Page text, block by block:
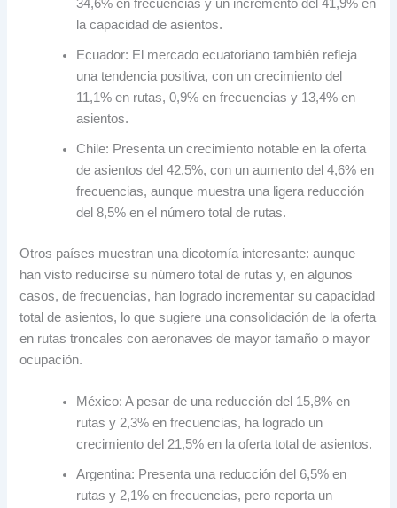
34,6% en frecuencias y un incremento del 41,9% en
la capacidad de asientos.
Ecuador: El mercado ecuatoriano también refleja
una tendencia positiva, con un crecimiento del
11,1% en rutas, 0,9% en frecuencias y 13,4% en
asientos.
Chile: Presenta un crecimiento notable en la oferta
de asientos del 42,5%, con un aumento del 4,6% en
frecuencias, aunque muestra una ligera reducción
del 8,5% en el número total de rutas.
Otros países muestran una dicotomía interesante: aunque
han visto reducirse su número total de rutas y, en algunos
casos, de frecuencias, han logrado incrementar su capacidad
total de asientos, lo que sugiere una consolidación de la oferta
en rutas troncales con aeronaves de mayor tamaño o mayor
ocupación.
México: A pesar de una reducción del 15,8% en
rutas y 2,3% en frecuencias, ha logrado un
crecimiento del 21,5% en la oferta total de asientos.
Argentina: Presenta una reducción del 6,5% en
rutas y 2,1% en frecuencias, pero reporta un